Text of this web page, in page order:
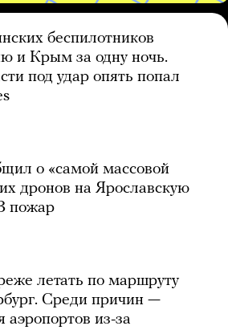
беспилотников
и Крым за одну ночь.
под удар опять попал
о «самой массовой
дронов на Ярославскую
пожар
летать по маршруту
Среди причин —
аэропортов из-за